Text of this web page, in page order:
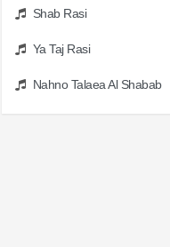
Shab Rasi
Ya Taj Rasi
Nahno Talaea Al Shabab